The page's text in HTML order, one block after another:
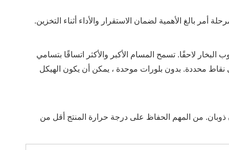
بالغ الأهمية لضمان الاستقرار والأداء أثناء التخزين.
لاحقًا. تسمح المسام الأكبر والأكثر اتساقًا بتسامي
نقاط محددة. بدون بلورات موحدة ، يمكن أن يكون الهيكل
ذوبان. من المهم الحفاظ على درجة حرارة المنتج أقل من